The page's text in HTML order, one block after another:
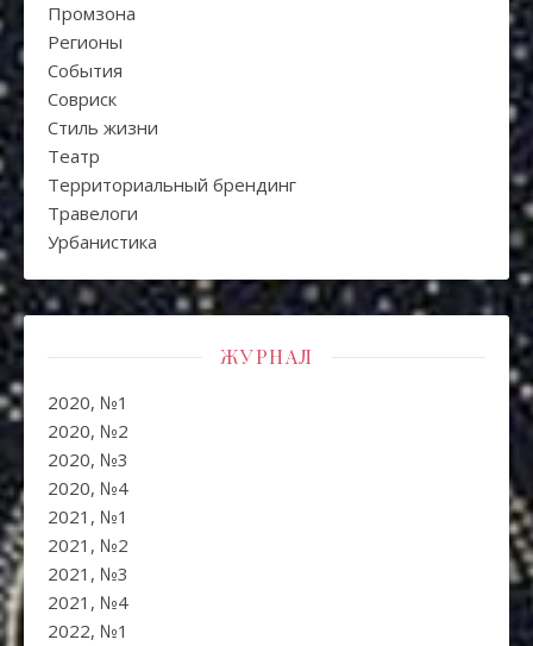
Промзона
Регионы
События
Совриск
Стиль жизни
Театр
Территориальный брендинг
Травелоги
Урбанистика
ЖУРНАЛ
2020, №1
2020, №2
2020, №3
2020, №4
2021, №1
2021, №2
2021, №3
2021, №4
2022, №1